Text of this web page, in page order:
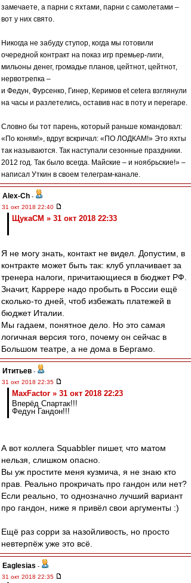
замечаете, а парни с яхтами, парни с самолетами –
вот у них свято.
Никогда не забуду ступор, когда мы готовили
очередной контракт на показ игр премьер-лиги,
мильоны денег, громадье планов, цейтнот, цейтнот,
нервотрепка –
и Федун, Фурсенко, Гинер, Керимов еt cetera взглянули
на часы и разлетелись, оставив нас в поту и перегаре.
Словно бы тот парень, который раньше командовал:
«По коням!», вдруг вскричал: «ПО ЛОДКАМ!» Это яхты
так называются. Так наступали сезонные праздники.
2012 год. Так было всегда. Майские – и ноябрьские!» –
написал Уткин в своем телеграм-канале.
Alex-Ch -
31 окт 2018 22:40
ЩукаСМ » 31 окт 2018 22:33
Я не могу знать, контакт не видел. Допустим, в
контракте может быть так: клуб уплачивает за
тренера налоги, причитающиеся в бюджет РФ.
Значит, Каррере надо пробыть в России ещё
сколько-то дней, чтоб избежать платежей в
бюджет Италии.
Мы гадаем, понятное дело. Но это самая
логичная версия того, почему он сейчас в
Большом театре, а не дома в Бергамо.
Ититьев -
31 окт 2018 22:35
MaxFactor » 31 окт 2018 22:23
Вперёд Спартак!!!
Федун Гандон!!!
А вот коллега Squabbler пишет, что матом
нельзя, слишком опасно.
Вы уж простите меня кузмича, я не знаю кто
прав. Реально прокричать про гандон или нет?
Если реально, то однозначно лучший вариант
про гандон, ниже я привёл свои аргументы :)
Ещё раз сорри за назойливость, но просто
невтерпёж уже это всё.
Eaglesias -
31 окт 2018 22:35